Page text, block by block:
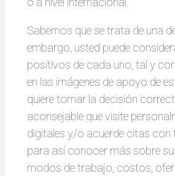
Sabemos que se trata de una
embargo, usted puede
positivos de cada uno, tal y
en las imágenes de apoyo de
quiere tomar la decisión
aconsejable que visite
digitales y/o acuerde citas con
para así conocer más sobre
modos de trabajo, costos,